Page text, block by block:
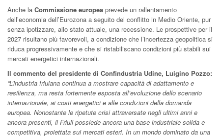
Anche la Commissione europea prevede un rallentamento
dell’economia dell’Eurozona a seguito del conflitto in Medio Oriente, pur
senza ipotizzare, allo stato attuale, una recessione. Le prospettive per il
2027 risultano più favorevoli, a condizione che l’incertezza geopolitica si
riduca progressivamente e che si ristabiliscano condizioni più stabili sui
mercati energetici internazionali.
Il commento del presidente di Confindustria Udine, Luigino Pozzo:
“L’industria friulana continua a mostrare capacità di adattamento e
resilienza, ma resta fortemente esposta all’evoluzione dello scenario
internazionale, ai costi energetici e alle condizioni della domanda
europea. Nonostante le ripetute crisi attraversate negli ultimi anni e
ancora presenti, il Friuli possiede ancora una base industriale solida e
competitiva, proiettata sui mercati esteri. In un mondo dominato da una